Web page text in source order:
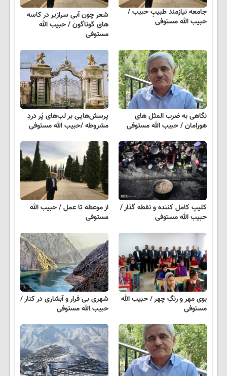
جامعه نیازمند طبیبِ حبیب /
حبیب الله مستوفی
شعر چون آبی سرازیر در کاسه
های گوناگون / حبیب الله
مستوفی
نگاهی به ضرب المثل های
هورامان / حبیب الله مستوفی
پرسش‌هایی بر لب‌های پُر دردِ
مشروطه /حبیب الله مستوفی
کلیپ کامل کننده و نقطه گذار /
حبیب الله مستوفی
از موعظه تا عمل / حبیب الله
مستوفی
بوی مهر و رنگِ چهر / حبیب الله
مستوفی
شهری بی قرار و آبشاری در کنار /
حبیب الله مستوفی